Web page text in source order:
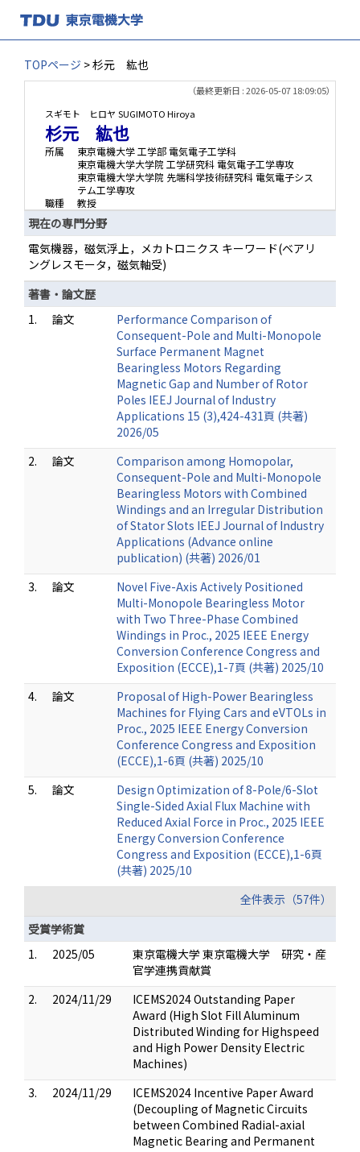
TOPページ > 杉元 紘也
（最終更新日 : 2026-05-07 18:09:05）
スギモト ヒロヤ SUGIMOTO Hiroya
杉元 紘也
所属
東京電機大学 工学部 電気電子工学科
東京電機大学大学院 工学研究科 電気電子工学専攻
東京電機大学大学院 先端科学技術研究科 電気電子シス
テム工学専攻
職種
教授
現在の専門分野
電気機器，磁気浮上，メカトロニクス キーワード(ベアリ
ングレスモータ，磁気軸受)
著書・論文歴
1.
論文
Performance Comparison of
Consequent-Pole and Multi-Monopole
Surface Permanent Magnet
Bearingless Motors Regarding
Magnetic Gap and Number of Rotor
Poles IEEJ Journal of Industry
Applications 15 (3),424-431頁 (共著)
2026/05
2.
論文
Comparison among Homopolar,
Consequent-Pole and Multi-Monopole
Bearingless Motors with Combined
Windings and an Irregular Distribution
of Stator Slots IEEJ Journal of Industry
Applications (Advance online
publication) (共著) 2026/01
3.
論文
Novel Five-Axis Actively Positioned
Multi-Monopole Bearingless Motor
with Two Three-Phase Combined
Windings in Proc., 2025 IEEE Energy
Conversion Conference Congress and
Exposition (ECCE),1-7頁 (共著) 2025/10
4.
論文
Proposal of High-Power Bearingless
Machines for Flying Cars and eVTOLs in
Proc., 2025 IEEE Energy Conversion
Conference Congress and Exposition
(ECCE),1-6頁 (共著) 2025/10
5.
論文
Design Optimization of 8-Pole/6-Slot
Single-Sided Axial Flux Machine with
Reduced Axial Force in Proc., 2025 IEEE
Energy Conversion Conference
Congress and Exposition (ECCE),1-6頁
(共著) 2025/10
全件表示（57件）
受賞学術賞
1.
2025/05
東京電機大学 東京電機大学 研究・産
官学連携貢献賞
2.
2024/11/29
ICEMS2024 Outstanding Paper
Award (High Slot Fill Aluminum
Distributed Winding for Highspeed
and High Power Density Electric
Machines)
3.
2024/11/29
ICEMS2024 Incentive Paper Award
(Decoupling of Magnetic Circuits
between Combined Radial-axial
Magnetic Bearing and Permanent